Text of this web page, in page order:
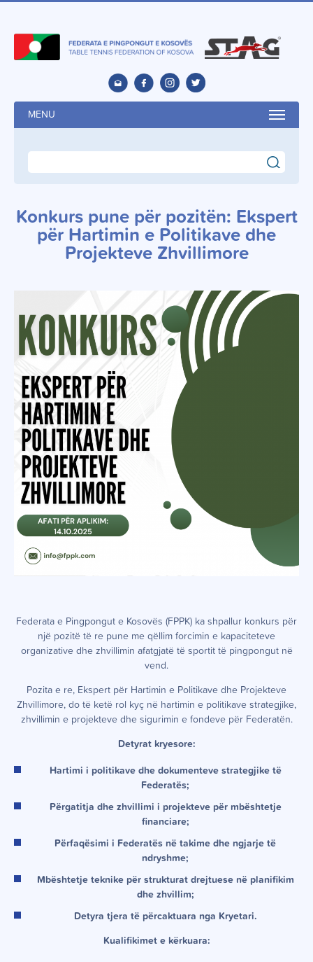
MENU
search
Konkurs pune për pozitën: Ekspert
për Hartimin e Politikave dhe
Projekteve Zhvillimore
Federata e Pingpongut e Kosovës (FPPK) ka shpallur konkurs për
një pozitë të re pune me qëllim forcimin e kapaciteteve
organizative dhe zhvillimin afatgjatë të sportit të pingpongut në
vend.
Pozita e re, Ekspert për Hartimin e Politikave dhe Projekteve
Zhvillimore, do të ketë rol kyç në hartimin e politikave strategjike,
zhvillimin e projekteve dhe sigurimin e fondeve për Federatën.
Detyrat kryesore:
Hartimi i politikave dhe dokumenteve strategjike të
Federatës;
Përgatitja dhe zhvillimi i projekteve për mbështetje
financiare;
Përfaqësimi i Federatës në takime dhe ngjarje të
ndryshme;
Mbështetje teknike për strukturat drejtuese në planifikim
dhe zhvillim;
Detyra tjera të përcaktuara nga Kryetari.
Kualifikimet e kërkuara: